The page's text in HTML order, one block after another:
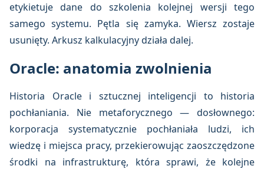
etykietuje dane do szkolenia kolejnej wersji tego
samego systemu. Pętla się zamyka. Wiersz zostaje
usunięty. Arkusz kalkulacyjny działa dalej.
Oracle: anatomia zwolnienia
Historia Oracle i sztucznej inteligencji to historia
pochłaniania. Nie metaforycznego — dosłownego:
korporacja systematycznie pochłaniała ludzi, ich
wiedzę i miejsca pracy, przekierowując zaoszczędzone
środki na infrastrukturę, która sprawi, że kolejne